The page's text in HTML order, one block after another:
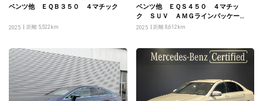
ベンツ他 ＥＱＢ３５０ ４マチック
2025 距離 5,522km
ベンツ他 ＥＱＳ４５０ ４マチッ
ク ＳＵＶ ＡＭＧラインパッケー
ジ ナイトパッケージ
2025 距離 8,612km